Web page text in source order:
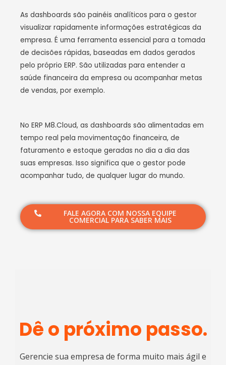
As dashboards são painéis analíticos para o gestor
visualizar rapidamente informações estratégicas da
empresa. É uma ferramenta essencial para a tomada
de decisões rápidas, baseadas em dados gerados
pelo próprio ERP. São utilizadas para entender a
saúde financeira da empresa ou acompanhar metas
de vendas, por exemplo.
No ERP M8.Cloud, as dashboards são alimentadas em
tempo real pela movimentação financeira, de
faturamento e estoque geradas no dia a dia das
suas empresas. Isso significa que o gestor pode
acompanhar tudo, de qualquer lugar do mundo.
FALE AGORA COM NOSSA EQUIPE
COMERCIAL PARA SABER MAIS
Dê o próximo passo.
Gerencie sua empresa de forma muito mais ágil e